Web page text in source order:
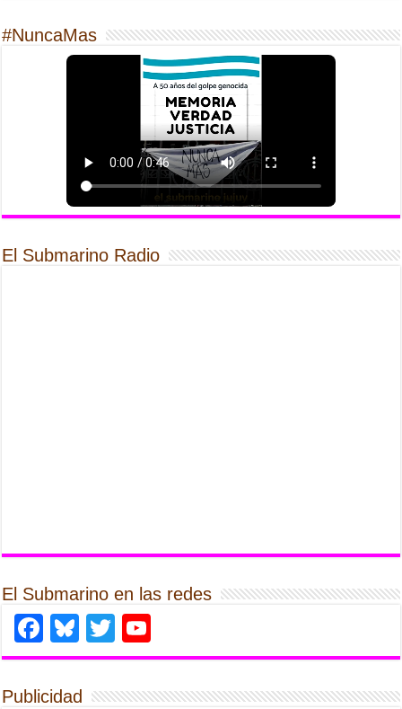
#NuncaMas
El Submarino Radio
El Submarino en las redes
Facebook
Bluesky
Twitter
Publicidad